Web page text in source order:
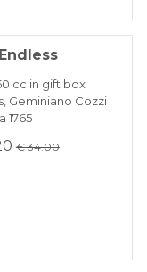
cc in gift box
Geminiano Cozzi
1765
€ 34.00